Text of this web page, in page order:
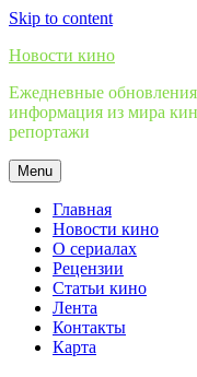
Skip to content
Новости кино
Ежедневные
информация из мира
репортажи
Menu
Главная
Новости кино
О сериалах
Рецензии
Статьи кино
Лента
Контакты
Карта